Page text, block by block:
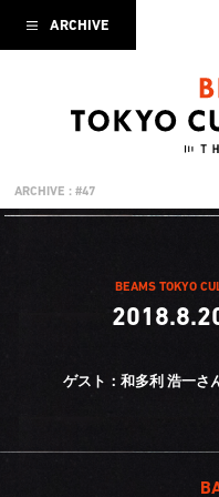
ARCHIVE
ARCHIVE : #47
BEAMS TOKYO
ゲスト：和多利 浩一さ